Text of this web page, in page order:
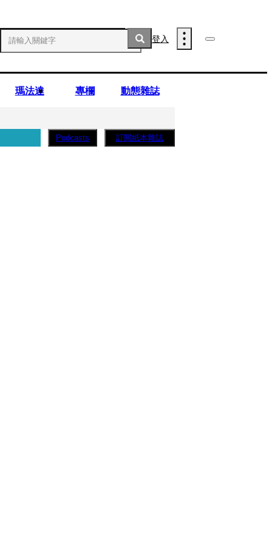
登入
瑪法達 專欄 動態雜誌
Podcasts 訂閱紙本雜誌